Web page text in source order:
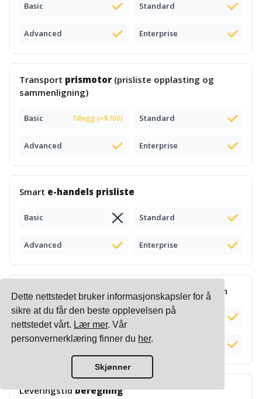
Dette nettstedet bruker informasjonskapsler for å
sikre at du får den beste opplevelsen på
nettstedet vårt. Lær mer. Vår
personvernerklæring finner du her.
Skjønner
Basic Standard
Advanced Enterprise
Transport prismotor (prisliste opplasting og
sammenligning)
Basic Tillegg (+$100) Standard
Advanced Enterprise
Smart e-handels prisliste
Basic Standard
Advanced Enterprise
Kompleks tilleggsberegning og administrasjon
Basic Standard
Advanced Enterprise
Leveringstidberegning